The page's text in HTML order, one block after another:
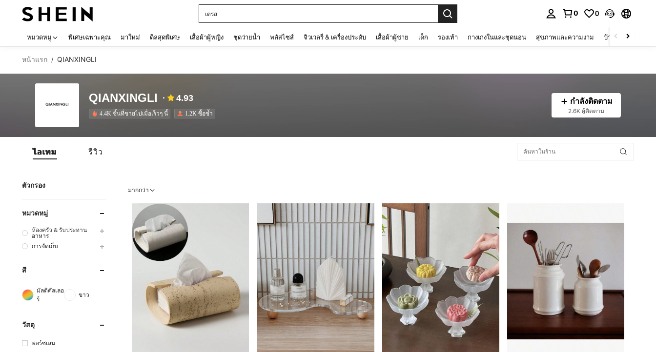
เดรส
0 0
หมวดหมู่ พิเศษเฉพาะคุณ มาใหม่ ดีลสุดพิเศษ เสื้อผ้าผู้หญิง ชุดว่ายน้ำ พลัสไซส์ จิวเวลรี่ & เครื่องประดับ เสื้อผ้าผู้ชาย เด็ก รองเท้า กางเกงในและชุดนอน สุขภาพและความงาม บ้านและที่อยู่อาศัย
หน้าแรก / QIANXINGLI
QIANXINGLI 4.93
4.4K ชิ้นที่ขายไปเมื่อเร็วๆ นี้ 1.2K ซื้อซ้ำ
กำลังติดตาม
2.6K ผู้ติดตาม
ไอเทม รีวิว
ตัวกรอง
หมวดหมู่
ห้องครัว & รับประทาน
อาหาร
การจัดเก็บ
สี
มัลติคัลเลอ
ร์
ขาว
วัสดุ
พอร์ซเลน
มากกว่า